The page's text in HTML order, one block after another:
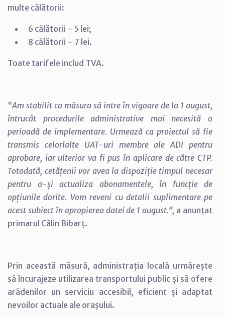
multe călătorii:
6 călătorii – 5 lei;
8 călătorii – 7 lei.
Toate tarifele includ TVA.
“Am stabilit ca măsura să intre în vigoare de la 1 august,
întrucât procedurile administrative mai necesită o
perioadă de implementare. Urmează ca proiectul să fie
transmis celorlalte UAT-uri membre ale ADI pentru
aprobare, iar ulterior va fi pus în aplicare de către CTP.
Totodată, cetățenii vor avea la dispoziție timpul necesar
pentru a-și actualiza abonamentele, în funcție de
opțiunile dorite. Vom reveni cu detalii suplimentare pe
acest subiect în apropierea datei de 1 august.”, a anunțat
primarul Călin Bibarț.
Prin această măsură, administrația locală urmărește
să încurajeze utilizarea transportului public și să ofere
arădenilor un serviciu accesibil, eficient și adaptat
nevoilor actuale ale orașului.